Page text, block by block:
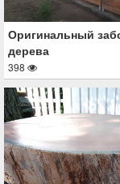
Оригинальный
дерева
398